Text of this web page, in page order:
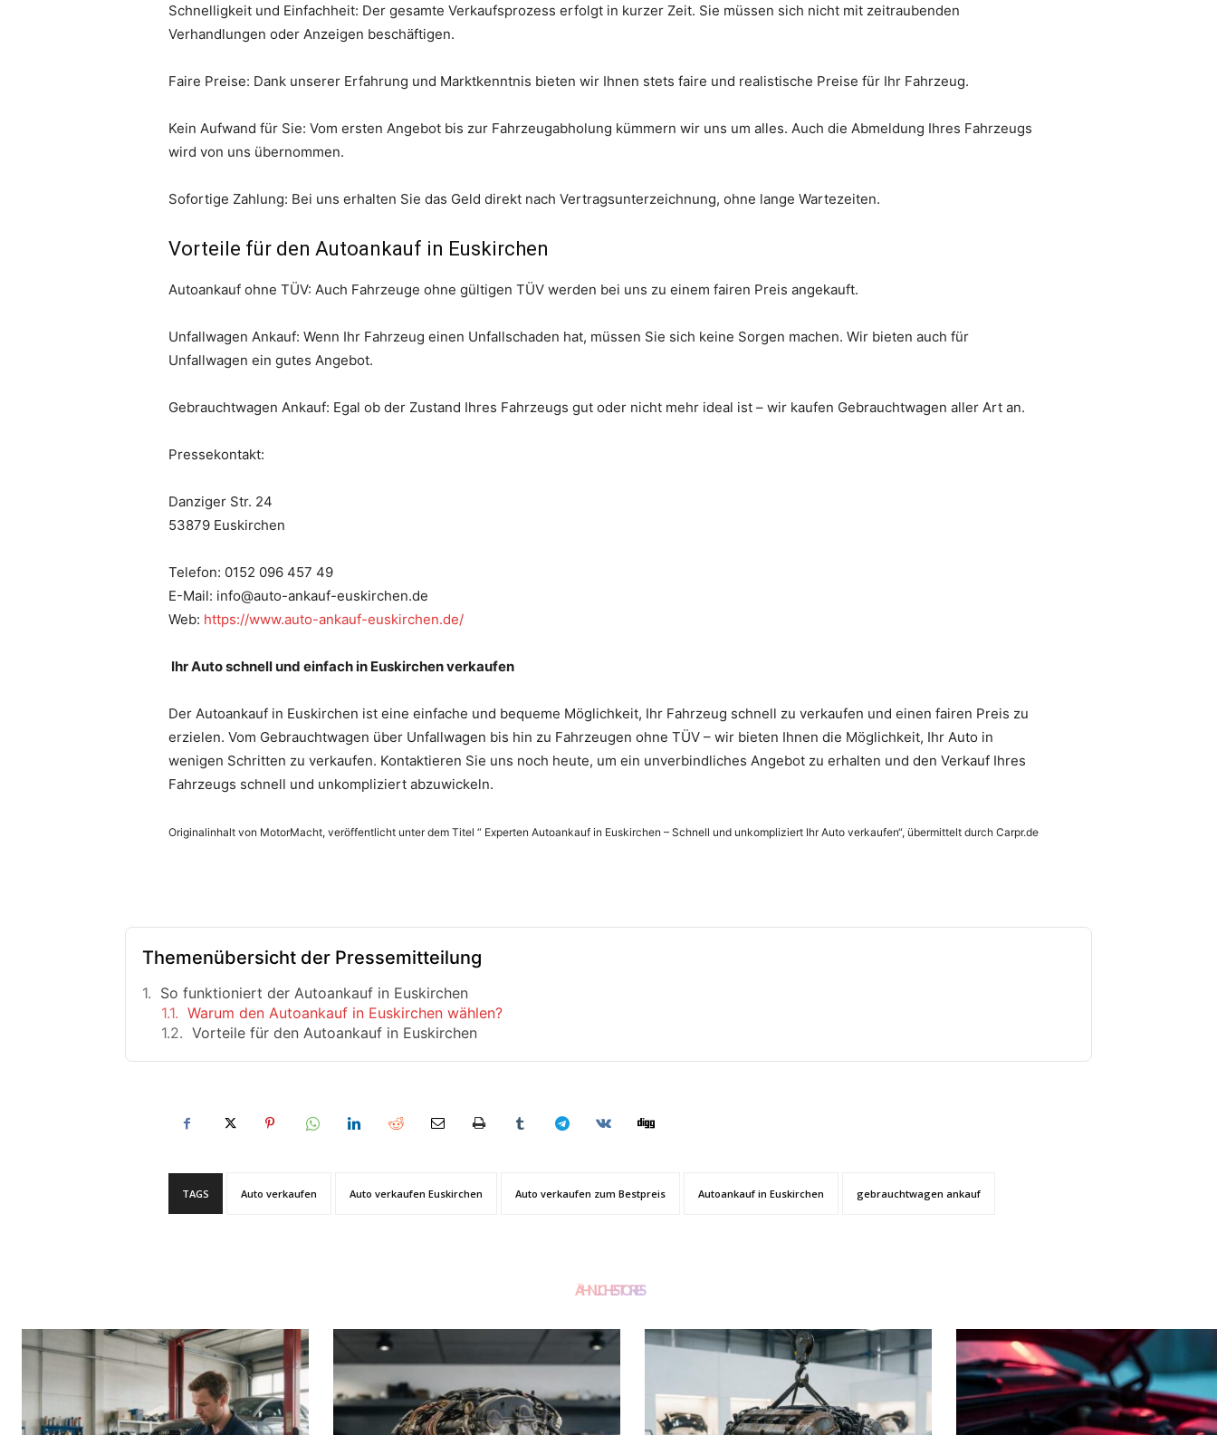
Schnelligkeit und Einfachheit: Der gesamte Verkaufsprozess erfolgt in kurzer Zeit. Sie müssen sich nicht mit zeitraubenden
Verhandlungen oder Anzeigen beschäftigen.
Faire Preise: Dank unserer Erfahrung und Marktkenntnis bieten wir Ihnen stets faire und realistische Preise für Ihr Fahrzeug.
Kein Aufwand für Sie: Vom ersten Angebot bis zur Fahrzeugabholung kümmern wir uns um alles. Auch die Abmeldung Ihres Fahrzeugs
wird von uns übernommen.
Sofortige Zahlung: Bei uns erhalten Sie das Geld direkt nach Vertragsunterzeichnung, ohne lange Wartezeiten.
Vorteile für den Autoankauf in Euskirchen
Autoankauf ohne TÜV: Auch Fahrzeuge ohne gültigen TÜV werden bei uns zu einem fairen Preis angekauft.
Unfallwagen Ankauf: Wenn Ihr Fahrzeug einen Unfallschaden hat, müssen Sie sich keine Sorgen machen. Wir bieten auch für
Unfallwagen ein gutes Angebot.
Gebrauchtwagen Ankauf: Egal ob der Zustand Ihres Fahrzeugs gut oder nicht mehr ideal ist – wir kaufen Gebrauchtwagen aller Art an.
Pressekontakt:
Danziger Str. 24
53879 Euskirchen
Telefon: 0152 096 457 49
E-Mail: info@auto-ankauf-euskirchen.de
Web: https://www.auto-ankauf-euskirchen.de/
Ihr Auto schnell und einfach in Euskirchen verkaufen
Der Autoankauf in Euskirchen ist eine einfache und bequeme Möglichkeit, Ihr Fahrzeug schnell zu verkaufen und einen fairen Preis zu
erzielen. Vom Gebrauchtwagen über Unfallwagen bis hin zu Fahrzeugen ohne TÜV – wir bieten Ihnen die Möglichkeit, Ihr Auto in
wenigen Schritten zu verkaufen. Kontaktieren Sie uns noch heute, um ein unverbindliches Angebot zu erhalten und den Verkauf Ihres
Fahrzeugs schnell und unkompliziert abzuwickeln.
Originalinhalt von MotorMacht, veröffentlicht unter dem Titel “ Experten Autoankauf in Euskirchen – Schnell und unkompliziert Ihr Auto verkaufen“, übermittelt durch Carpr.de
Themenübersicht der Pressemitteilung
So funktioniert der Autoankauf in Euskirchen
Warum den Autoankauf in Euskirchen wählen?
Vorteile für den Autoankauf in Euskirchen
TAGS Auto verkaufen Auto verkaufen Euskirchen Auto verkaufen zum Bestpreis Autoankauf in Euskirchen gebrauchtwagen ankauf
ÄHNLICHE STORIES